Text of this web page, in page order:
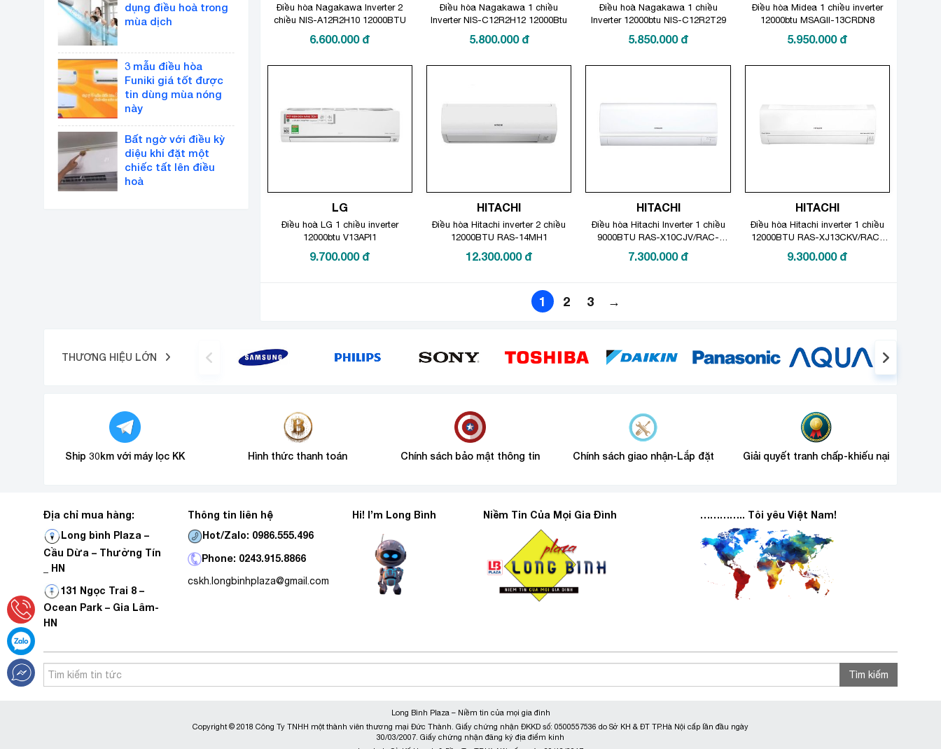
Điều hòa Nagakawa Inverter 2
chiều NIS-A12R2H10 12000BTU
6.600.000 đ
Điều hòa Nagakawa 1 chiều
Inverter NIS-C12R2H12 12000Btu
5.800.000 đ
Điều hoà Nagakawa 1 chiều
Inverter 12000btu NIS-C12R2T29
5.850.000 đ
Điều hòa Midea 1 chiều inverter
12000btu MSAGII-13CRDN8
5.950.000 đ
LG
Điều hoà LG 1 chiều inverter
12000btu V13API1
9.700.000 đ
HITACHI
Điều hòa Hitachi inverter 2 chiều
12000BTU RAS-14MH1
12.300.000 đ
HITACHI
Điều hòa Hitachi Inverter 1 chiều
9000BTU RAS-X10CJV/RAC-
X10CJV
7.300.000 đ
HITACHI
Điều hòa Hitachi inverter 1 chiều
12000BTU RAS-XJ13CKV/RAC-
XJ13CKV
9.300.000 đ
1 2 3 →
dụng điều hoà trong
mùa dịch
3 mẫu điều hòa
Funiki giá tốt được
tin dùng mùa nóng
này
Bất ngờ với điều kỳ
diệu khi đặt một
chiếc tất lên điều
hoà
THƯƠNG HIỆU LỚN
Ship 30km với máy lọc KK Hình thức thanh toán Chính sách bảo mật thông tin Chính sách giao nhận-Lắp đặt Giải quyết tranh chấp-khiếu nại
Địa chỉ mua hàng:
Long bình Plaza –
Cầu Dừa – Thường Tín
_ HN
131 Ngọc Trai 8 –
Ocean Park – Gia Lâm-
HN
Thông tin liên hệ
Hot/Zalo: 0986.555.496
Phone: 0243.915.8866
cskh.longbinhplaza@gmail.com
Hi! I’m Long Bình Niềm Tin Của Mọi Gia Đình ………….. Tôi yêu Việt Nam!
Tìm kiếm
Long Bình Plaza – Niềm tin của mọi gia đình
Copyright © 2018 Công Ty TNHH một thành viên thương mại Đức Thành. Giấy chứng nhận ĐKKD số: 0500557536 do Sở KH & ĐT TP.Hà Nội cấp lần đầu ngày
30/03/2007. Giấy chứng nhận đăng ký địa điểm kinh